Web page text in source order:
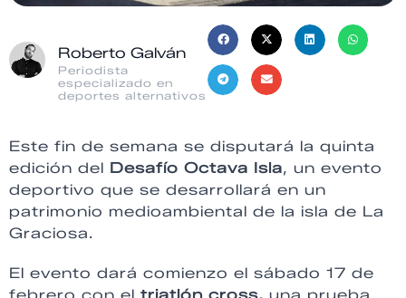
Roberto Galván
Periodista
especializado en
deportes alternativos
Este fin de semana se disputará la quinta
edición del Desafío Octava Isla, un evento
deportivo que se desarrollará en un
patrimonio medioambiental de la isla de La
Graciosa.
El evento dará comienzo el sábado 17 de
febrero con el triatlón cross, una prueba